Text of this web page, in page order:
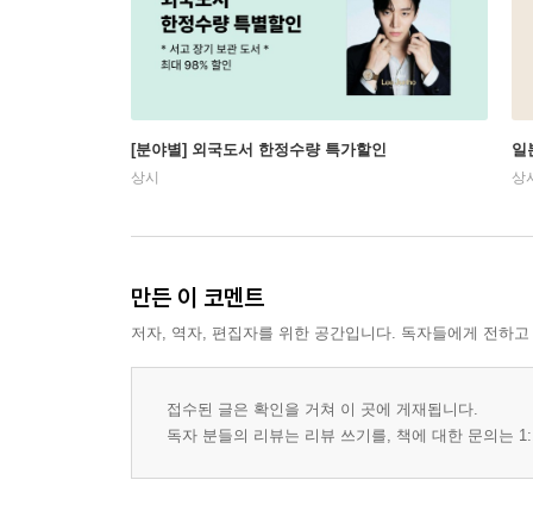
[분야별] 외국도서 한정수량 특가할인
상시
일
상
만든 이 코멘트
저자, 역자, 편집자를 위한 공간입니다. 독자들에게 전하
접수된 글은 확인을 거쳐 이 곳에 게재됩니다.
독자 분들의 리뷰는 리뷰 쓰기를, 책에 대한 문의는